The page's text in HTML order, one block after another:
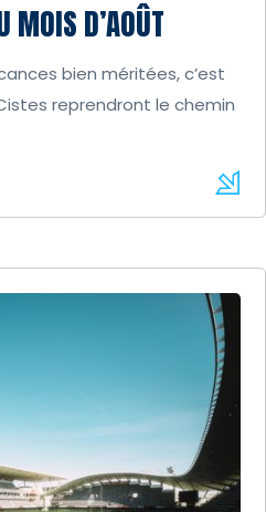
MOIS D’AOÛT
bien méritées, c’est
reprendront le chemin